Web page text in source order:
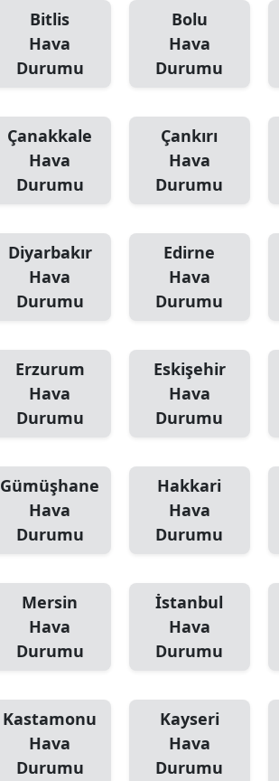
Bitlis
Hava
Durumu
Bolu
Hava
Durumu
Çanakkale
Hava
Durumu
Çankırı
Hava
Durumu
Diyarbakır
Hava
Durumu
Edirne
Hava
Durumu
Erzurum
Hava
Durumu
Eskişehir
Hava
Durumu
Gümüşhane
Hava
Durumu
Hakkari
Hava
Durumu
Mersin
Hava
Durumu
İstanbul
Hava
Durumu
Kastamonu
Hava
Durumu
Kayseri
Hava
Durumu